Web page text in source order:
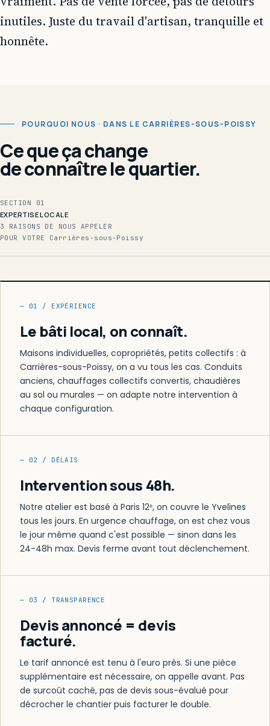
inutiles. Juste du travail d'artisan, tranquille et
honnête.
POURQUOI NOUS · DANS LE CARRIÈRES-SOUS-POISSY
Ce que ça change
de connaître le quartier.
SECTION 01
EXPERTISE LOCALE
3 RAISONS DE NOUS APPELER
POUR VOTRE Carrières-sous-Poissy
— 01 / EXPÉRIENCE
Le bâti local, on connaît.
Maisons individuelles, copropriétés, petits collectifs : à
Carrières-sous-Poissy, on a vu tous les cas. Conduits
anciens, chauffages collectifs convertis, chaudières
au sol ou murales — on adapte notre intervention à
chaque configuration.
— 02 / DÉLAIS
Intervention sous 48h.
Notre atelier est basé à Paris 12ᵉ, on couvre le Yvelines
tous les jours. En urgence chauffage, on est chez vous
le jour même quand c'est possible — sinon dans les
24-48h max. Devis ferme avant tout déclenchement.
— 03 / TRANSPARENCE
Devis annoncé = devis
facturé.
Le tarif annoncé est tenu à l'euro près. Si une pièce
supplémentaire est nécessaire, on appelle avant. Pas
de surcoût caché, pas de devis sous-évalué pour
décrocher le chantier puis facturer le double.